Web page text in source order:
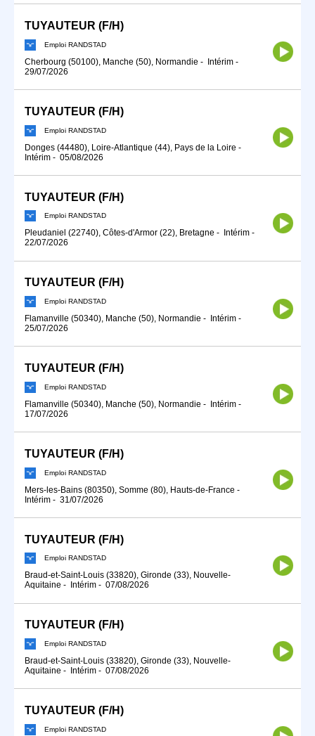
TUYAUTEUR (F/H)
Emploi RANDSTAD
Cherbourg (50100), Manche (50), Normandie - Intérim -
29/07/2026
TUYAUTEUR (F/H)
Emploi RANDSTAD
Donges (44480), Loire-Atlantique (44), Pays de la Loire -
Intérim - 05/08/2026
TUYAUTEUR (F/H)
Emploi RANDSTAD
Pleudaniel (22740), Côtes-d'Armor (22), Bretagne - Intérim -
22/07/2026
TUYAUTEUR (F/H)
Emploi RANDSTAD
Flamanville (50340), Manche (50), Normandie - Intérim -
25/07/2026
TUYAUTEUR (F/H)
Emploi RANDSTAD
Flamanville (50340), Manche (50), Normandie - Intérim -
17/07/2026
TUYAUTEUR (F/H)
Emploi RANDSTAD
Mers-les-Bains (80350), Somme (80), Hauts-de-France -
Intérim - 31/07/2026
TUYAUTEUR (F/H)
Emploi RANDSTAD
Braud-et-Saint-Louis (33820), Gironde (33), Nouvelle-
Aquitaine - Intérim - 07/08/2026
TUYAUTEUR (F/H)
Emploi RANDSTAD
Braud-et-Saint-Louis (33820), Gironde (33), Nouvelle-
Aquitaine - Intérim - 07/08/2026
TUYAUTEUR (F/H)
Emploi RANDSTAD